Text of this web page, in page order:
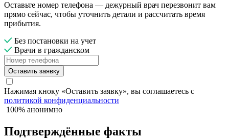
Оставьте номер телефона — дежурный врач перезвонит вам
прямо сейчас, чтобы уточнить детали и рассчитать время
прибытия.
Без постановки на учет
Врачи в гражданском
Оставить заявку
Нажимая кноку «Оставить заявку», вы соглашаетесь с
политикой конфиденциальности
100% анонимно
Подтверждённые факты